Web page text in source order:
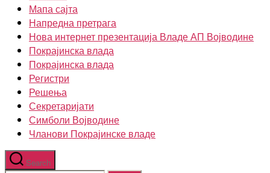
Мапа сајта
Напредна претрага
Нова интернет презентација Владе АП Војводине
Покрајинска влада
Покрајинска влада
Регистри
Решења
Секретаријати
Симболи Војводине
Чланови Покрајинске владе
Search